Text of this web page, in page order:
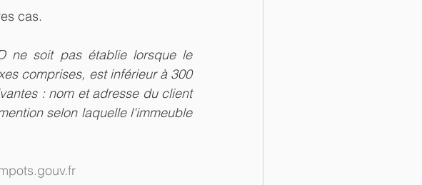
cas.
ne soit pas établie lorsque le
comprises, est inférieur à 300
: nom et adresse du client
selon laquelle l'immeuble